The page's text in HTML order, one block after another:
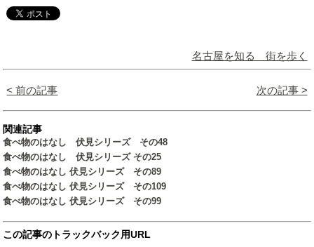
名古屋を知る 街を歩く
< 前の記事 次の記事 >
関連記事
食べ物のはなし 伏見シリーズ その48
食べ物のはなし 伏見シリーズ その25
食べ物のはなし 伏見シリーズ その89
食べ物のはなし 伏見シリーズ その109
食べ物のはなし 伏見シリーズ その99
この記事のトラックバック用URL